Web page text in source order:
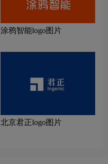
涂鸦智能logo图片
北京君正logo图片